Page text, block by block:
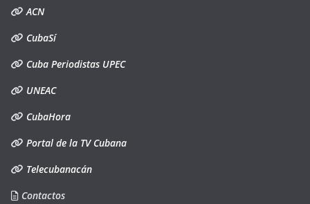
ACN
CubaSí
Cuba Periodistas UPEC
UNEAC
CubaHora
Portal de la TV Cubana
Telecubanacán
Contactos